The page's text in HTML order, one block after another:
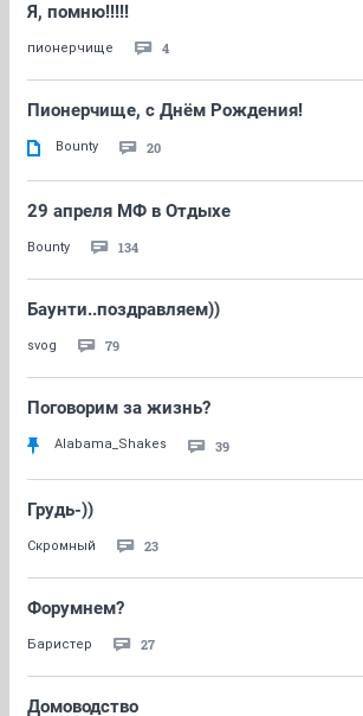
Я, помню!!!!!
пионерчище 4
Пионерчище, с Днём Рождения!
Bounty 20
29 апреля МФ в Отдыхе
Bounty 134
Баунти..поздравляем))
svog 79
Поговорим за жизнь?
Alabama_Shakes 39
Грудь-))
Скромный 23
Форумнем?
Баристер 27
Домоводство